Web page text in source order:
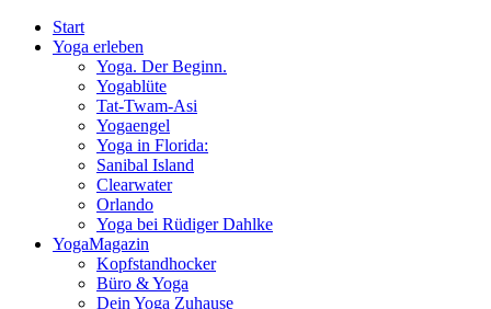
Start
Yoga erleben
Yoga. Der Beginn.
Yogablüte
Tat-Twam-Asi
Yogaengel
Yoga in Florida:
Sanibal Island
Clearwater
Orlando
Yoga bei Rüdiger Dahlke
YogaMagazin
Kopfstandhocker
Büro & Yoga
Dein Yoga Zuhause